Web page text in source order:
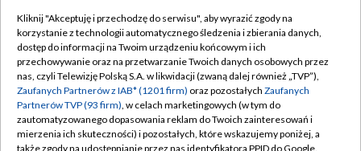
TVP
Abonament TVP
Emisja w TVP
Centrum informacji TVP
Naziemna Telewizja Cyfrowa
Regulamin TVP
Polityka prywatności
Moje zgody
Pomoc
Kliknij "Akceptuję i przechodzę do serwisu", aby wyrazić zgody na
korzystanie z technologii automatycznego śledzenia i zbierania danych,
dostęp do informacji na Twoim urządzeniu końcowym i ich
przechowywanie oraz na przetwarzanie Twoich danych osobowych przez
nas, czyli Telewizję Polską S.A. w likwidacji (zwaną dalej również „TVP”),
Zaufanych Partnerów z IAB* (1201 firm) oraz pozostałych Zaufanych
Partnerów TVP (93 firm), w celach marketingowych (w tym do
zautomatyzowanego dopasowania reklam do Twoich zainteresowań i
mierzenia ich skuteczności) i pozostałych, które wskazujemy poniżej, a
także zgody na udostępnianie przez nas identyfikatora PPID do Google.